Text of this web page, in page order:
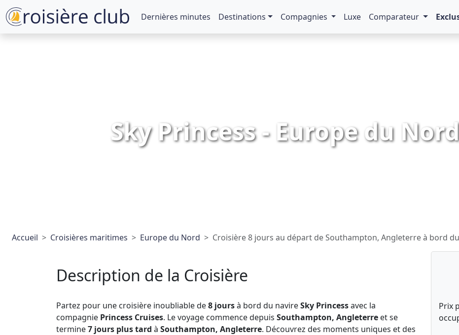
Dernières minutes Destinations Compagnies Luxe Comparateur
Sky Princess - Europe du
Accueil Croisières maritimes Europe du Nord Croisière 8 jours au départ de Southampton, Angleterre à bord
Description de la Croisière
Partez pour une croisière inoubliable de8 joursà bord du navireSky Princessavec la
compagnie Princess Cruises. Le voyage commence depuis Southampton, Angleterre et se
termine7 jours plus tard à Southampton, Angleterre. Découvrez des moments uniques et des
Prix